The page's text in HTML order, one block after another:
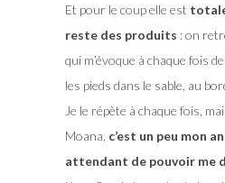
Et pour le coup elle est
reste des produits : on
qui m’évoque à chaque fois
les pieds dans le sable, au
Je le répète à chaque fois,
Moana, c’est un peu mon
attendant de pouvoir me